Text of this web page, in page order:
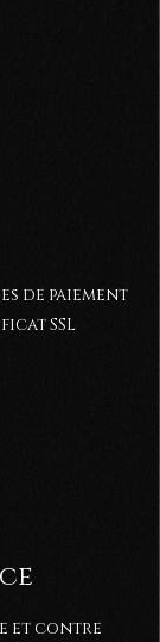
de paiement
SSL
et contre